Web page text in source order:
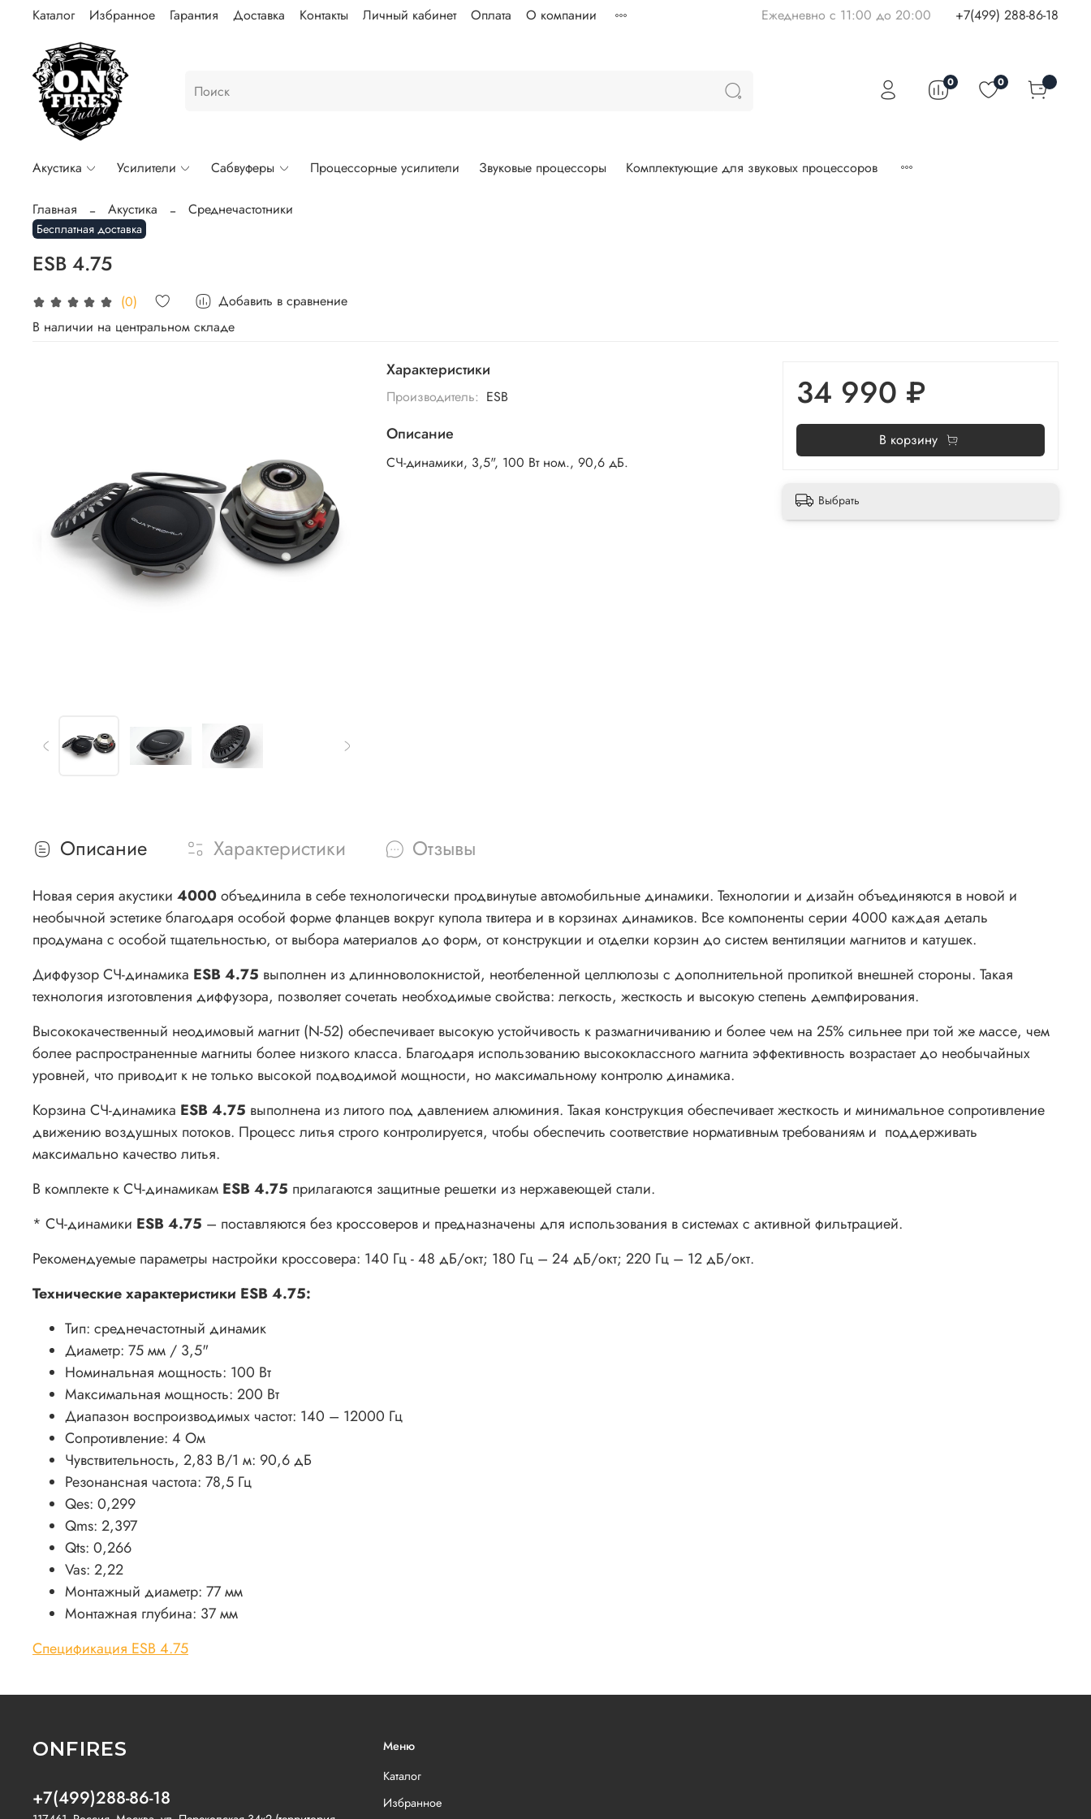
Каталог Избранное Гарантия Доставка Контакты Личный кабинет Оплата О компании Ежедневно с 11:00 до 20:00 +7(499) 288-86-18
0 0
Акустика Усилители Сабвуферы Процессорные усилители Звуковые процессоры Комплектующие для звуковых процессоров
Главная Акустика Среднечастотники
Бесплатная доставка
ESB 4.75
В наличии на центральном складе
(0) Добавить в сравнение
Характеристики
Производитель: ESB
Описание
СЧ-динамики, 3,5", 100 Вт ном., 90,6 дБ.
34 990 ₽
В корзину
Выбрать
Описание Характеристики Отзывы
Новая серия акустики 4000объединила в себе технологически продвинутые автомобильные динамики. Технологии и дизайн объединяются в новой и
необычной эстетике благодаря особой форме фланцев вокруг купола твитера и в корзинах динамиков. Все компоненты серии 4000 каждая деталь
продумана с особой тщательностью, от выбора материалов до форм, от конструкции и отделки корзин до систем вентиляции магнитов и катушек.
Диффузор СЧ-динамика ESB 4.75 выполнен из длинноволокнистой, неотбеленной целлюлозы с дополнительной пропиткой внешней стороны. Такая
технология изготовления диффузора, позволяет сочетать необходимые свойства: легкость, жесткость и высокую степень демпфирования.
Высококачественный неодимовый магнит (N-52) обеспечивает высокую устойчивость к размагничиванию и более чем на 25% сильнее при той же массе, чем
более распространенные магниты более низкого класса. Благодаря использованию высококлассного магнита эффективность возрастает до необычайных
уровней, что приводит к не только высокой подводимой мощности, но максимальному контролю динамика.
Корзина СЧ-динамика ESB 4.75 выполнена из литого под давлением алюминия. Такая конструкция обеспечивает жесткость и минимальное сопротивление
движению воздушных потоков. Процесс литья строго контролируется, чтобы обеспечить соответствие нормативным требованиям и поддерживать
максимально качество литья.
В комплекте к СЧ-динамикам ESB 4.75 прилагаются защитные решетки из нержавеющей стали.
* СЧ-динамики ESB 4.75 – поставляются без кроссоверов и предназначены для использования в системах с активной фильтрацией.
Рекомендуемые параметры настройки кроссовера: 140 Гц - 48 дБ/окт; 180 Гц – 24 дБ/окт; 220 Гц – 12 дБ/окт.
Технические характеристики ESB 4.75:
Тип: среднечастотный динамик
Диаметр: 75 мм / 3,5"
Номинальная мощность: 100 Вт
Максимальная мощность: 200 Вт
Диапазон воспроизводимых частот: 140 – 12000 Гц
Сопротивление: 4 Ом
Чувствительность, 2,83 В/1 м: 90,6 дБ
Резонансная частота: 78,5 Гц
Qes: 0,299
Qms: 2,397
Qts: 0,266
Vas: 2,22
Монтажный диаметр: 77 мм
Монтажная глубина: 37 мм
Спецификация ESB 4.75
Меню
Каталог
Избранное
ONFIRES
+7(499)288-86-18